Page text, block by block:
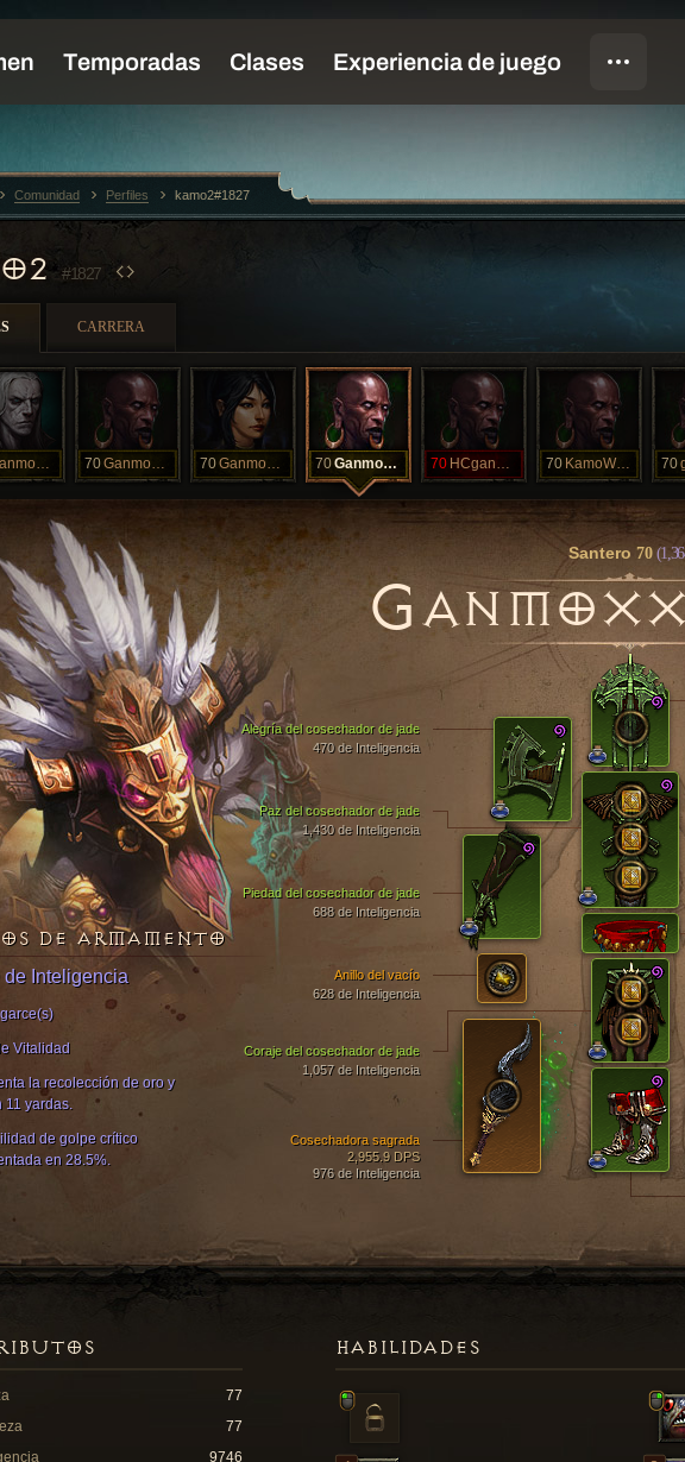
#1827
CARRERA
GanmoNecro 70 GanmoWDXXXII 70 GanmoWIzXXXV 70 GanmoXXXVIwd 70 HCganmoXXVI 70 KamoWdXXXVII 70
Santero 70
G
Paz del cosechador de jade
1,430 de Inteligencia
Piedad del cosechador de jade
688 de Inteligencia
Alegría del cosechador de jade
470 de Inteligencia
Coraje del cosechador de jade
1,057 de Inteligencia
Cosechadora sagrada
2,955.9 DPS
976 de Inteligencia
Anillo del vacío
628 de Inteligencia
DE ARMAMENTO
de Inteligencia
Vitalidad
la recolección de oro y
11 yardas.
de golpe crítico
en 28.5%.
HABILIDADES
77
77
9746
Comunidad Perfiles kamo2#1827